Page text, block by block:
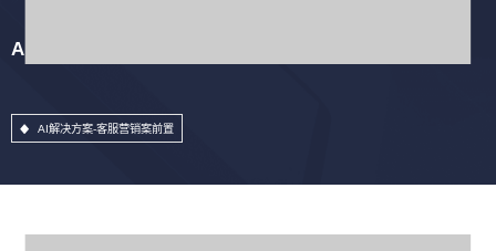
AI解决方案-客服营销案前置
AI解决方案-客服营销案前置